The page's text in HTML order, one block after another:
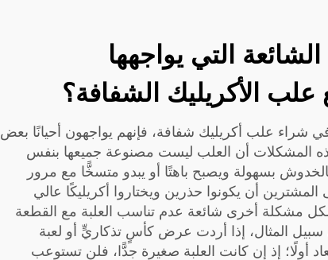
التي يواجهها
الأكريليك الشفافة؟
شراء علب أكريليك شفافة، فإنهم يواجهون أحيانًا بعض
المشكلات أن العلب ليست مصنوعة جميعها بنفس
بسهولة ويصبح باهتًا أو يبدو متسخًّا مع مرور
أن يكونوا حذرين ويختاروا أكريليكًا عالي
مشكلة أخرى شائعة عدم تناسب العلبة مع القطعة
المثال، إذا أردت عرض كأسٍ تذكاريٍّ أو لعبة
أولًا؛ إذ إن كانت العلبة صغيرة جدًّا، فلن تستوعب